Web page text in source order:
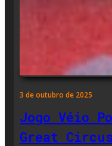
3 de outubro de 2025
Jogo Véio
Great